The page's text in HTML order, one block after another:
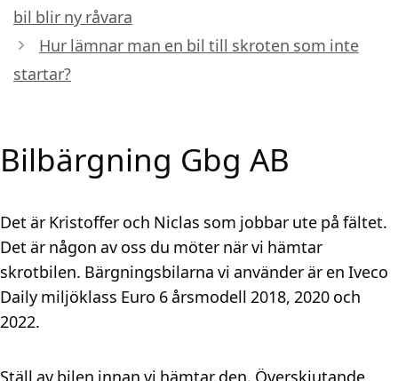
bil blir ny råvara
Hur lämnar man en bil till skroten som inte
startar?
Bilbärgning Gbg AB
Det är Kristoffer och Niclas som jobbar ute på fältet.
Det är någon av oss du möter när vi hämtar
skrotbilen. Bärgningsbilarna vi använder är en Iveco
Daily miljöklass Euro 6 årsmodell 2018, 2020 och
2022.
Ställ av bilen innan vi hämtar den. Överskjutande